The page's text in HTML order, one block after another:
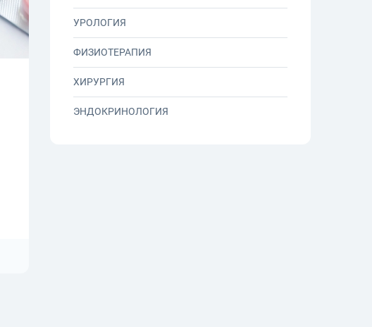
УРОЛОГИЯ
ФИЗИОТЕРАПИЯ
ХИРУРГИЯ
ЭНДОКРИНОЛОГИЯ